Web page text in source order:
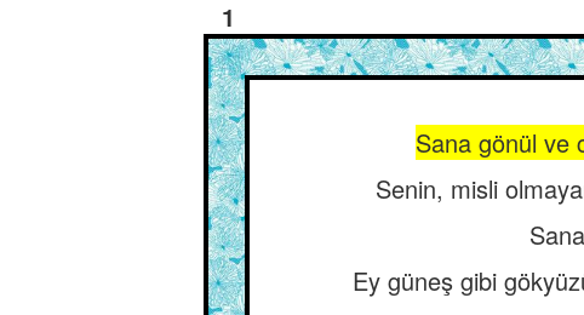
1
Sana gönül ve
Senin, misli
Ey güneş gibi